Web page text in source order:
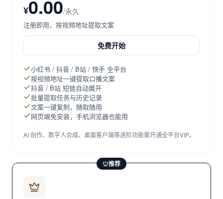
¥0.00/永久
注册即用，按视频地址提取文案
免费开始
小红书 / 抖音 / B站 / 快手 全平台
按视频地址一键提取口播文案
抖音 / B站 短链自动展开
批量提取任务与历史记录
文案一键复制，随取随用
网页端免安装，手机浏览器也能用
AI 创作、数字人合成、桌面客户端等进阶功能需开通全平台VIP。
推荐